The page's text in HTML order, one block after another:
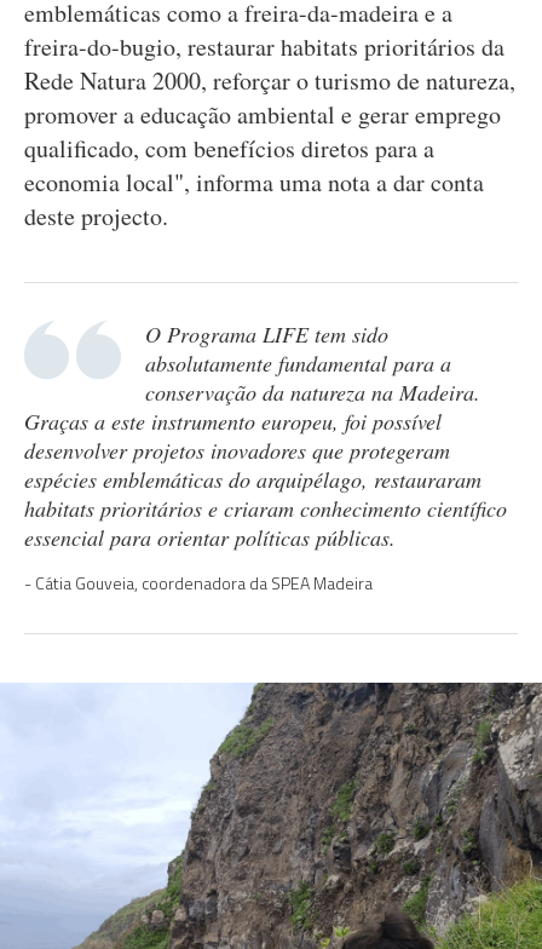
emblemáticas como a freira-da-madeira e a
freira-do-bugio, restaurar habitats prioritários da
Rede Natura 2000, reforçar o turismo de natureza,
promover a educação ambiental e gerar emprego
qualificado, com benefícios diretos para a
economia local", informa uma nota a dar conta
deste projecto.
O Programa LIFE tem sido
absolutamente fundamental para a
conservação da natureza na Madeira.
Graças a este instrumento europeu, foi possível
desenvolver projetos inovadores que protegeram
espécies emblemáticas do arquipélago, restauraram
habitats prioritários e criaram conhecimento científico
essencial para orientar políticas públicas.
Cátia Gouveia, coordenadora da SPEA Madeira